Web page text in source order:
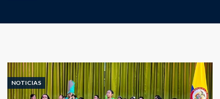
NOTICIAS